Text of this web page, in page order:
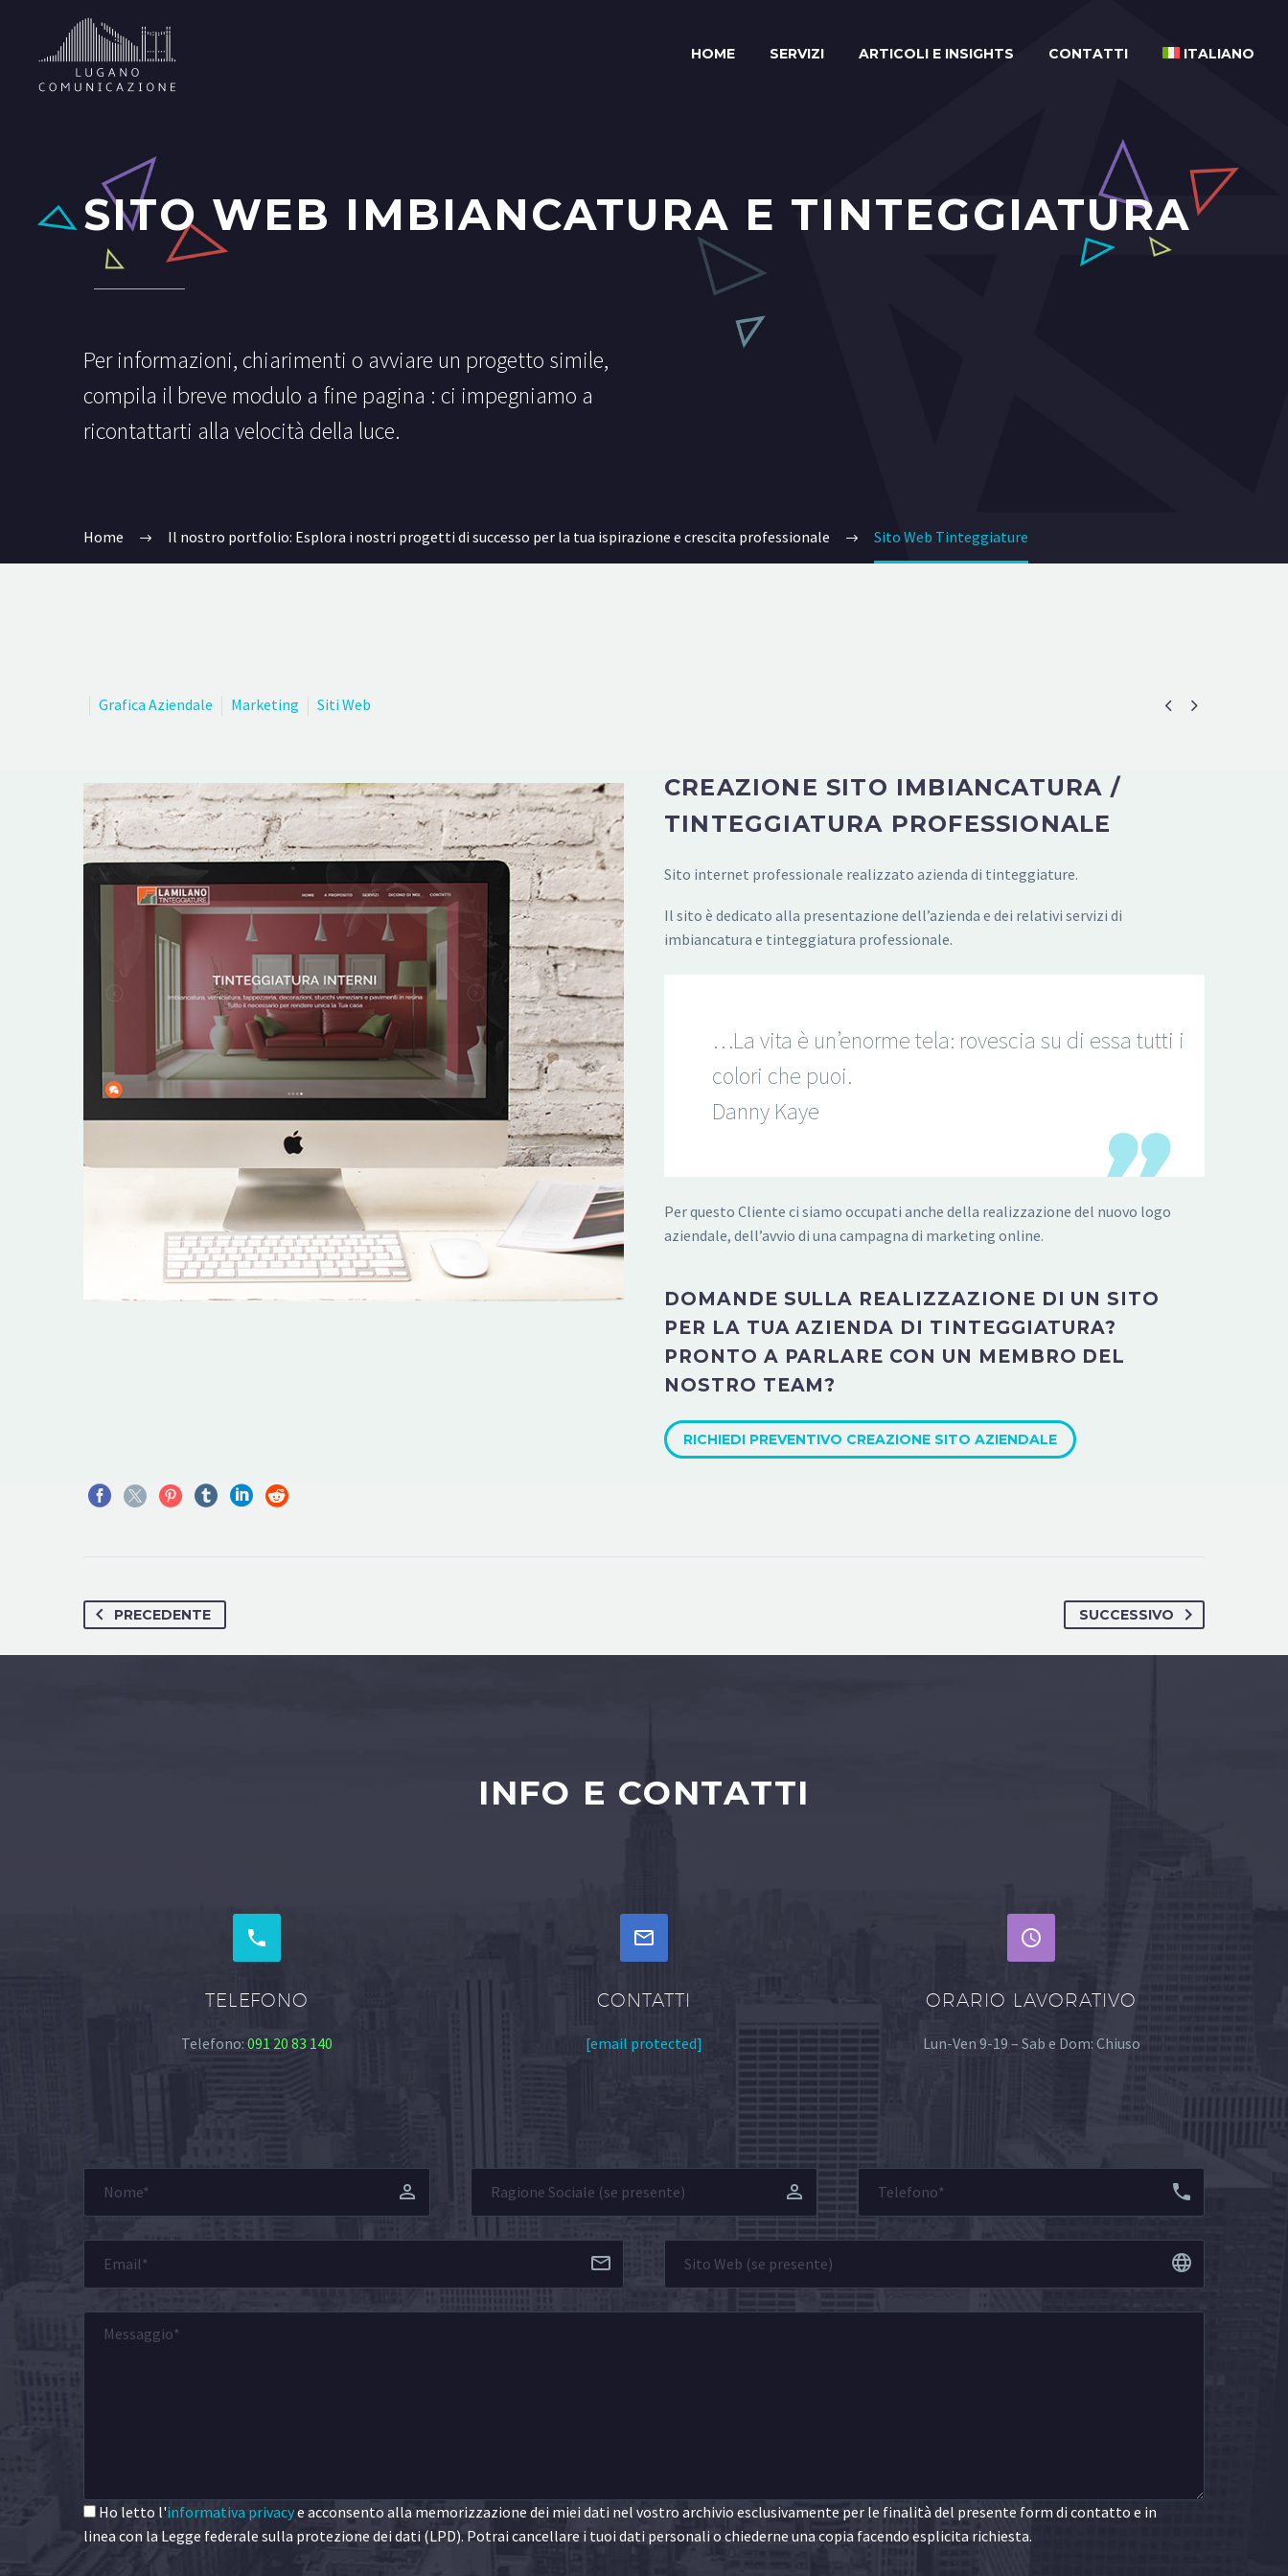
HOME SERVIZI ARTICOLI E INSIGHTS CONTATTI ITALIANO
SITO WEB IMBIANCATURA E TINTEGGIATURA
Per informazioni, chiarimenti o avviare un progetto simile,
compila il breve modulo a fine pagina : ci impegniamo a
ricontattarti alla velocità della luce.
Home Il nostro portfolio: Esplora i nostri progetti di successo per la tua ispirazione e crescita professionale Sito Web Tinteggiature
 
Grafica Aziendale Marketing Siti Web
CREAZIONE SITO IMBIANCATURA /
TINTEGGIATURA PROFESSIONALE
Sito internet professionale realizzato azienda di tinteggiature.
Il sito è dedicato alla presentazione dell’azienda e dei relativi servizi di
imbiancatura e tinteggiatura professionale.
…La vita è un’enorme tela: rovescia su di essa tutti i
colori che puoi.
Danny Kaye
Per questo Cliente ci siamo occupati anche della realizzazione del nuovo logo
aziendale, dell’avvio di una campagna di marketing online.
DOMANDE SULLA REALIZZAZIONE DI UN SITO
PER LA TUA AZIENDA DI TINTEGGIATURA?
PRONTO A PARLARE CON UN MEMBRO DEL
NOSTRO TEAM?
RICHIEDI PREVENTIVO CREAZIONE SITO AZIENDALE
PRECEDENTE SUCCESSIVO
INFO E CONTATTI


TELEFONO
Telefono: 091 20 83 140


CONTATTI
[email protected]


ORARIO LAVORATIVO
Lun-Ven 9-19 – Sab e Dom: Chiuso
Ho letto l'informativa privacye acconsento alla memorizzazione dei miei dati nel vostro archivio esclusivamente per le finalità del presente form di contatto e in
linea con la Legge federale sulla protezione dei dati (LPD). Potrai cancellare i tuoi dati personali o chiederne una copia facendo esplicita richiesta.